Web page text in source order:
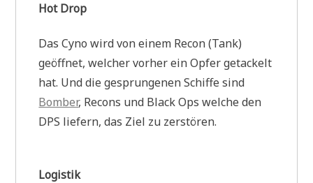
Hot Drop
Das Cyno wird von einem Recon (Tank)
geöffnet, welcher vorher ein Opfer getackelt
hat. Und die gesprungenen Schiffe sind
Bomber, Recons und Black Ops welche den
DPS liefern, das Ziel zu zerstören.
Logistik